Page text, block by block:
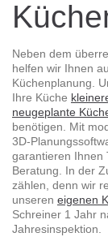
Neben dem
helfen wir Ihnen
Küchenplanung.
Ihre Küche
neugeplante
benötigen. Mit
3D-
garantieren Ihnen
Beratung. In der
zählen, denn wir
unseren eigenen
Schreiner 1 Jahr
Jahresinspektion.